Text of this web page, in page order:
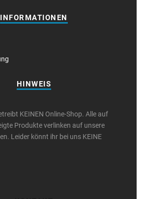
INFORMATIONEN
HINWEIS
KEINEN Online-Shop. Alle auf
Produkte verlinken auf unsere
Leider könnt ihr bei uns KEINE